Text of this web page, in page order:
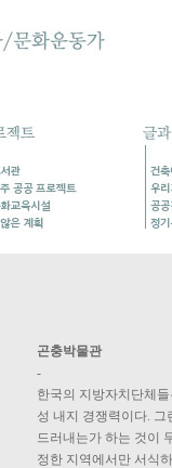
곤충박물관
-
한국의 지방자치단체
성 내지 경쟁력이다.
드러내는가 하는 것이
정한 지역에서만 서식